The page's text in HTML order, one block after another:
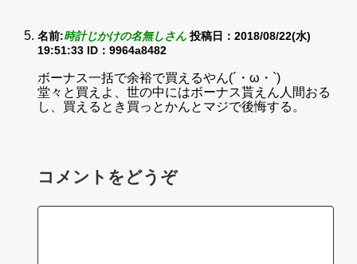
名前:時計じかけの名無しさん 投稿日：2018/08/22(水)
19:51:33 ID：9964a8482
ボーナス一括で余裕で買えるやん(´・ω・`)
堂々と買えよ、世の中にはボーナス貰えん人間おる
し、買えるとき買っとかんとマジで後悔する。
コメントをどうぞ